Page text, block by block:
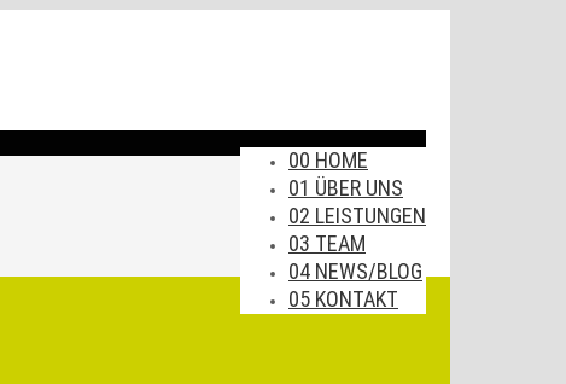
00 HOME
01 ÜBER UNS
02 LEISTUNGEN
03 TEAM
04 NEWS/BLOG
05 KONTAKT